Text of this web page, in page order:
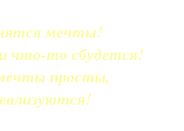
мечты!
что-то сбудется!
просты,